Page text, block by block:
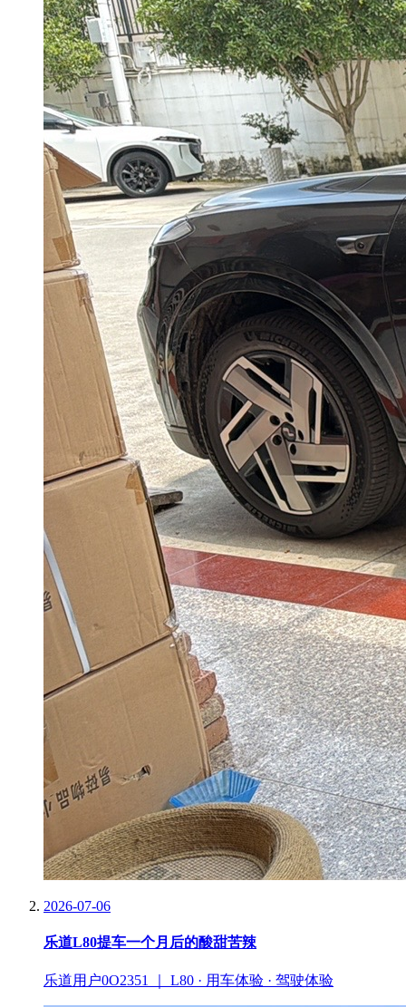
2026-07-06
乐道L80提车一个月后的酸甜苦辣
乐道用户0O2351 ｜ L80 · 用车体验 · 驾驶体验